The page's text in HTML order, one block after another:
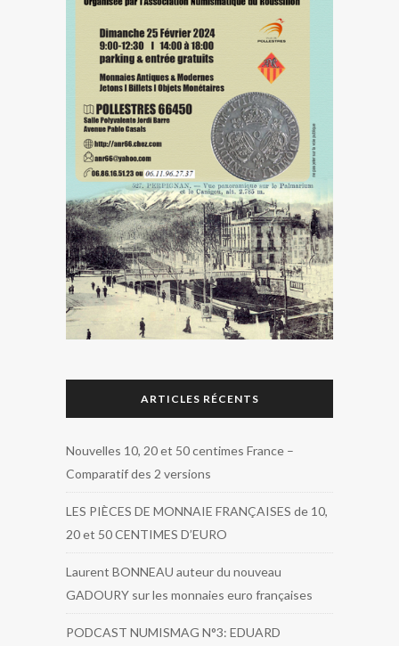
ARTICLES RÉCENTS
Nouvelles 10, 20 et 50 centimes France –
Comparatif des 2 versions
LES PIÈCES DE MONNAIE FRANÇAISES de 10,
20 et 50 CENTIMES D’EURO
Laurent BONNEAU auteur du nouveau
GADOURY sur les monnaies euro françaises
PODCAST NUMISMAG N°3: EDUARD